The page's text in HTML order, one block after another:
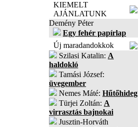
KIEMELT
AJÁNLATUNK
Demény Péter
Egy fehér papírlap
Új maradandokkok
Szilasi Katalin: A
haldokló
Tamási József:
üvegember
Nemes Máté: Hűtőhideg
Türjei Zoltán: A
virrasztás bajnokai
Jusztin-Horváth